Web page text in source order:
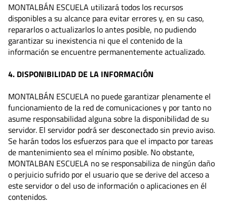
MONTALBÁN ESCUELA utilizará todos los recursos
disponibles a su alcance para evitar errores y, en su caso,
repararlos o actualizarlos lo antes posible, no pudiendo
garantizar su inexistencia ni que el contenido de la
información se encuentre permanentemente actualizado.
4. DISPONIBILIDAD DE LA INFORMACIÓN
MONTALBÁN ESCUELA no puede garantizar plenamente el
funcionamiento de la red de comunicaciones y por tanto no
asume responsabilidad alguna sobre la disponibilidad de su
servidor. El servidor podrá ser desconectado sin previo aviso.
Se harán todos los esfuerzos para que el impacto por tareas
de mantenimiento sea el mínimo posible. No obstante,
MONTALBAN ESCUELA no se responsabiliza de ningún daño
o perjuicio sufrido por el usuario que se derive del acceso a
este servidor o del uso de información o aplicaciones en él
contenidos.